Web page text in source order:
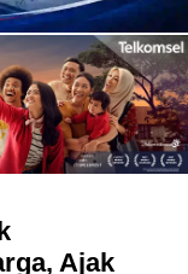
Ajak